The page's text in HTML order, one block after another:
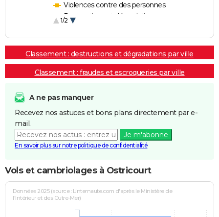
Violences contre des personnes
Destructions et dégradations
1/2
Classement : destructions et dégradations par ville
Classement : fraudes et escroqueries par ville
A ne pas manquer
Recevez nos astuces et bons plans directement par e-
mail.
Je m'abonne
En savoir plus sur notre politique de confidentialité
Vols et cambriolages à Ostricourt
Données 2025 (source : Linternaute.com d'après le Ministère de
l'Intérieur et des Outre-Mer)